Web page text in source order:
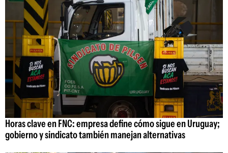
Horas clave en FNC: empresa define cómo sigue en Uruguay;
gobierno y sindicato también manejan alternativas